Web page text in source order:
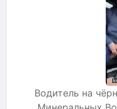
Водитель на